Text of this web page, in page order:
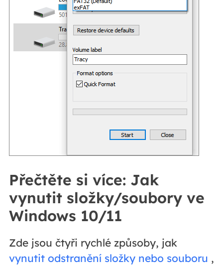
Přečtěte si více: Jak
vynutit složky/soubory ve
Windows 10/11
Zde jsou čtyři rychlé způsoby, jak
vynutit odstranění složky nebo souboru ,